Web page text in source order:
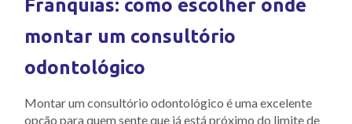
Franquias: como escolher onde
montar um consultório
odontológico
Montar um consultório odontológico é uma excelente
opção para quem sente que já está próximo do limite de